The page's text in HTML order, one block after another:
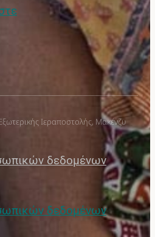
Ιεραποστολής, Μακένζυ
δεδομένων
δεδομένων